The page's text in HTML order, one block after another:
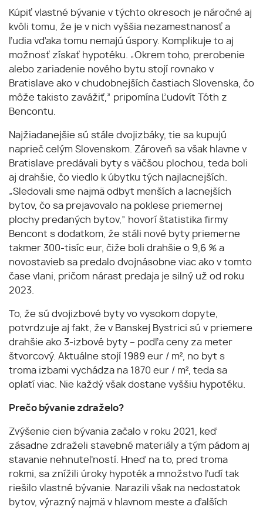
Kúpiť vlastné bývanie v týchto okresoch je náročné aj
kvôli tomu, že je v nich vyššia nezamestnanosť a
ľudia vďaka tomu nemajú úspory. Komplikuje to aj
možnosť získať hypotéku. „Okrem toho, prerobenie
alebo zariadenie nového bytu stojí rovnako v
Bratislave ako v chudobnejších častiach Slovenska, čo
môže takisto zavážiť,” pripomína Ľudovít Tóth z
Bencontu.
Najžiadanejšie sú stále dvojizbáky, tie sa kupujú
naprieč celým Slovenskom. Zároveň sa však hlavne v
Bratislave predávali byty s väčšou plochou, teda boli
aj drahšie, čo viedlo k úbytku tých najlacnejších.
„Sledovali sme najmä odbyt menších a lacnejších
bytov, čo sa prejavovalo na poklese priemernej
plochy predaných bytov,” hovorí štatistika firmy
Bencont s dodatkom, že stáli nové byty priemerne
takmer 300-tisíc eur, čiže boli drahšie o 9,6 % a
novostavieb sa predalo dvojnásobne viac ako v tomto
čase vlani, pričom nárast predaja je silný už od roku
2023.
To, že sú dvojizbové byty vo vysokom dopyte,
potvrdzuje aj fakt, že v Banskej Bystrici sú v priemere
drahšie ako 3-izbové byty – podľa ceny za meter
štvorcový. Aktuálne stojí 1989 eur / m², no byt s
troma izbami vychádza na 1870 eur / m², teda sa
oplatí viac. Nie každý však dostane vyššiu hypotéku.
Prečo bývanie zdraželo?
Zvýšenie cien bývania začalo v roku 2021, keď
zásadne zdraželi stavebné materiály a tým pádom aj
stavanie nehnuteľností. Hneď na to, pred troma
rokmi, sa znížili úroky hypoték a množstvo ľudí tak
riešilo vlastné bývanie. Narazili však na nedostatok
bytov, výrazný najmä v hlavnom meste a ďalších